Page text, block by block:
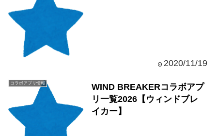
2020/11/19
コラボアプリ情報
WIND BREAKERコラボアプ
リ一覧2026【ウィンドブレ
イカー】